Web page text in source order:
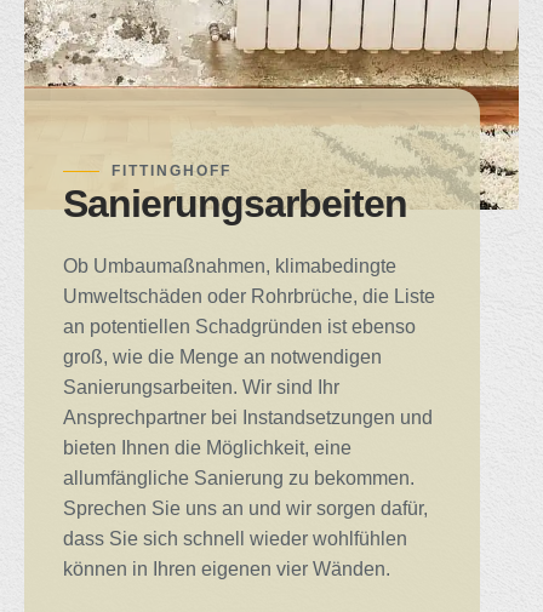
FITTINGHOFF
Sanierungsarbeiten
Ob Umbaumaßnahmen, klimabedingte
Umweltschäden oder Rohrbrüche, die Liste
an potentiellen Schadgründen ist ebenso
groß, wie die Menge an notwendigen
Sanierungsarbeiten. Wir sind Ihr
Ansprechpartner bei Instandsetzungen und
bieten Ihnen die Möglichkeit, eine
allumfängliche Sanierung zu bekommen.
Sprechen Sie uns an und wir sorgen dafür,
dass Sie sich schnell wieder wohlfühlen
können in Ihren eigenen vier Wänden.